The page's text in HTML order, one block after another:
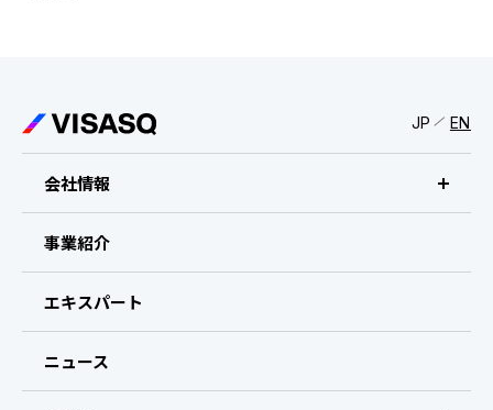
IRスケジュール
業績ハイライト
株式について
ディスクロージャーポリシー
新卒採用
中途採用：ビジネス職・コーポレート職
中途採用：開発職・デザイナー職
JP EN
会社情報
ビザスクについて
CEOメッセージ
会社概要・拠点
事業紹介
エキスパート
ニュース